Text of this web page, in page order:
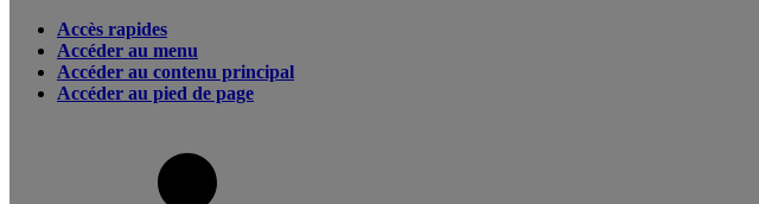
Accès rapides
Accéder au menu
Accéder au contenu principal
Accéder au pied de page